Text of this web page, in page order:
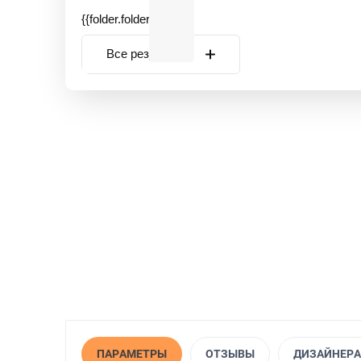
{{folder.folder_name}}
Все результаты
Ковровая плитка Bonkeel Shade
Blue КМ2
руб. 3 750руб.
ПАРАМЕТРЫ ОТЗЫВЫ